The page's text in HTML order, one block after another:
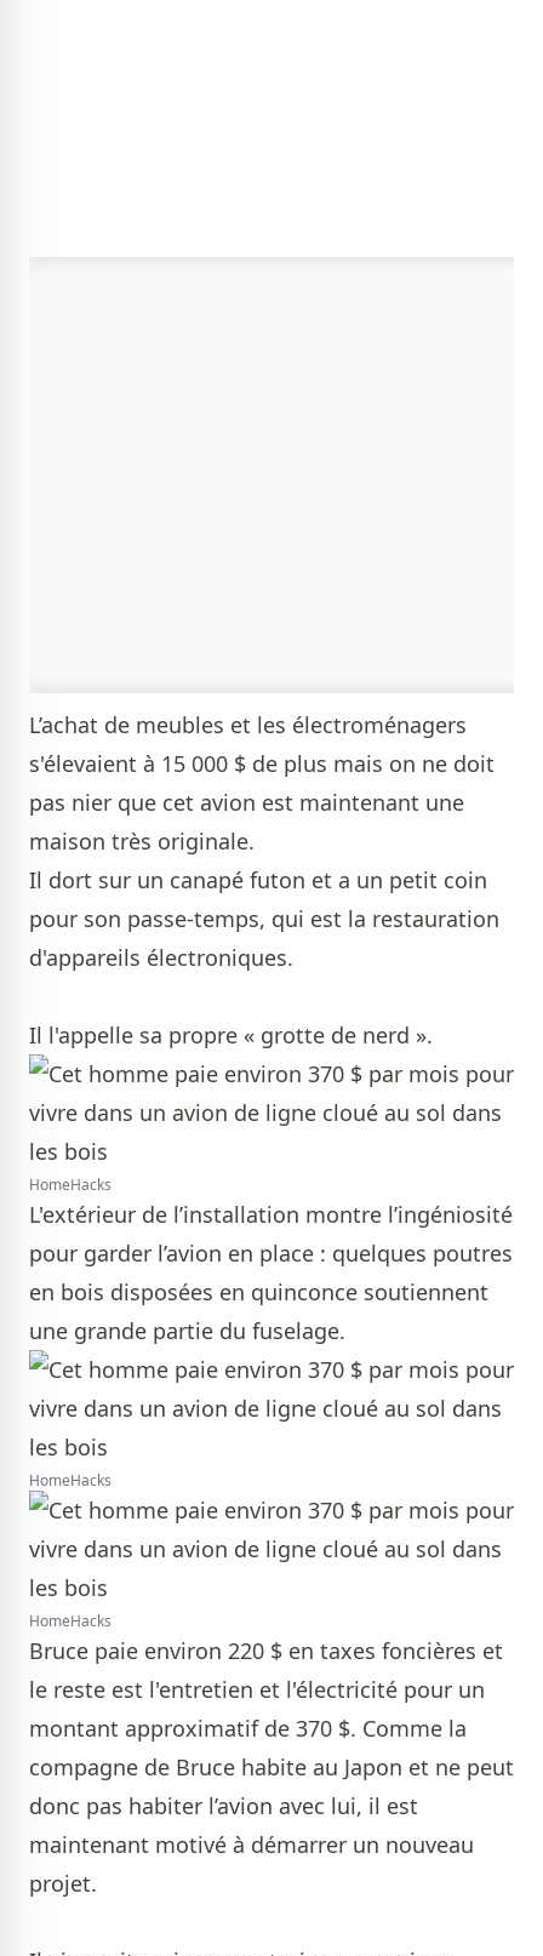
L’achat de meubles et les électroménagers
s'élevaient à 15 000 $ de plus mais on ne doit
pas nier que cet avion est maintenant une
maison très originale.
Il dort sur un canapé futon et a un petit coin
pour son passe-temps, qui est la restauration
d'appareils électroniques.
Il l'appelle sa propre « grotte de nerd ».
HomeHacks
L'extérieur de l’installation montre l’ingéniosité
pour garder l’avion en place : quelques poutres
en bois disposées en quinconce soutiennent
une grande partie du fuselage.
HomeHacks
HomeHacks
Bruce paie environ 220 $ en taxes foncières et
le reste est l'entretien et l'électricité pour un
montant approximatif de 370 $. Comme la
compagne de Bruce habite au Japon et ne peut
donc pas habiter l’avion avec lui, il est
maintenant motivé à démarrer un nouveau
projet.